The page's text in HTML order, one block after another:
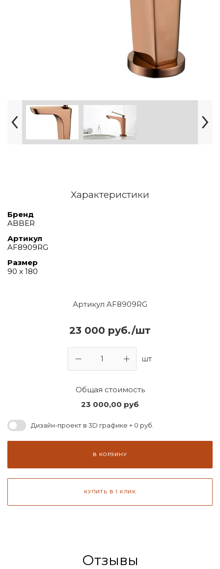
Артикул AF8909RG
23 000 руб./шт
шт
Общая стоимость
23 000,00 руб
Дизайн-проект в 3D графике + 0 руб.
В КОРЗИНУ
КУПИТЬ В 1 КЛИК
Характеристики
Бренд
ABBER
Артикул
AF8909RG
Размер
90 х 180
Отзывы